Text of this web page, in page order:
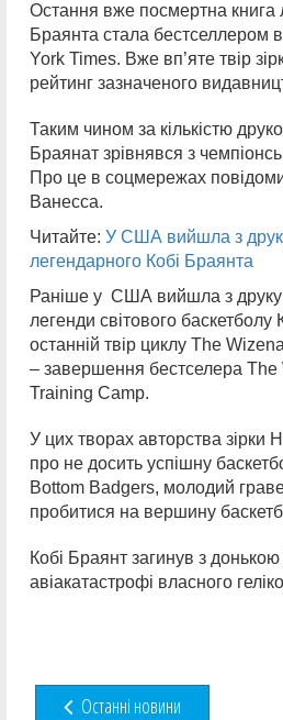
Остання вже посмертна книга
Браянта стала бестселлером
York Times. Вже вп’яте твір
рейтинг зазначеного
Таким чином за кількістю
Браянат зрівнявся з
Про це в соцмережах
Ванесса.
Читайте: У США вийшла з
легендарного Кобі Браянта
Раніше у США вийшла з друку
легенди світового
останній твір циклу The
– завершення бестселера
Training Camp.
У цих творах авторства зірки
про не досить успішну
Bottom Badgers, молодий
пробитися на вершину
Кобі Браянт загинув з
авіакатастрофі власного
Останні новини